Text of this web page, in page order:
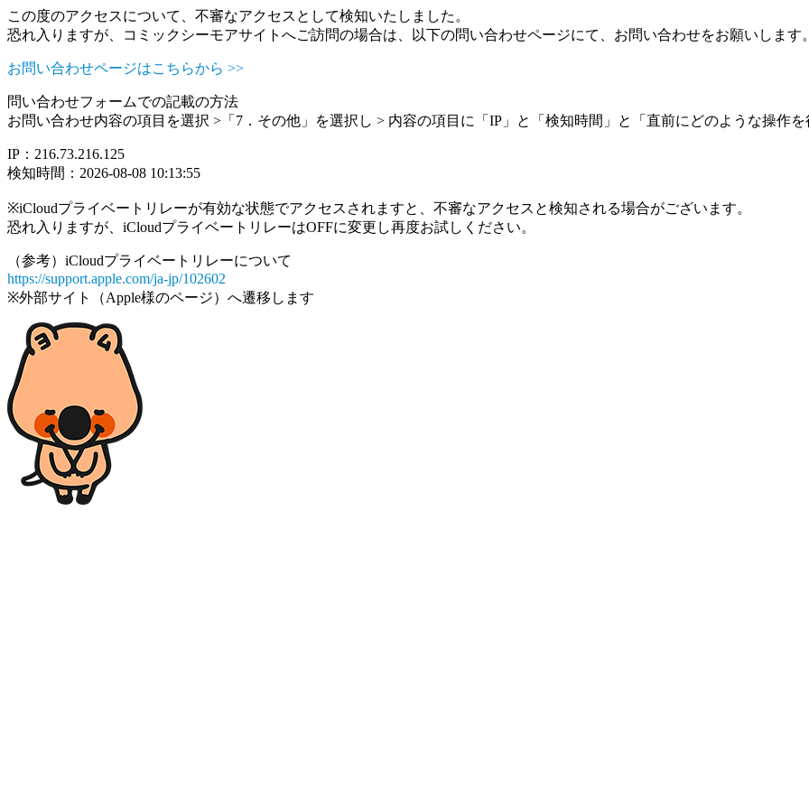
この度のアクセスについて、不審なアクセスとして検知いたしました。
恐れ入りますが、コミックシーモアサイトへご訪問の場合は、以下の問い合わせページにて、お問い合わせをお願いします
お問い合わせページはこちらから >>
問い合わせフォームでの記載の方法
お問い合わせ内容の項目を選択 >「7．その他」を選択し > 内容の項目に「IP」と「検知時間」と「直前にどのような操作
IP：216.73.216.125
検知時間：2026-08-08 10:13:55
※iCloudプライベートリレーが有効な状態でアクセスされますと、不審なアクセスと検知される場合がございます。
恐れ入りますが、iCloudプライベートリレーはOFFに変更し再度お試しください。
（参考）iCloudプライベートリレーについて
https://support.apple.com/ja-jp/102602
※外部サイト（Apple様のページ）へ遷移します